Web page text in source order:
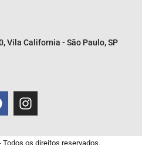
Vila California - São Paulo, SP
os direitos reservados.